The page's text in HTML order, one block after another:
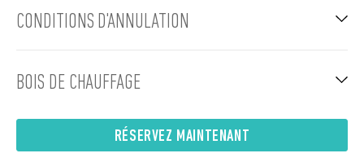
CONDITIONS D'ANNULATION
BOIS DE CHAUFFAGE
RÉSERVEZ MAINTENANT